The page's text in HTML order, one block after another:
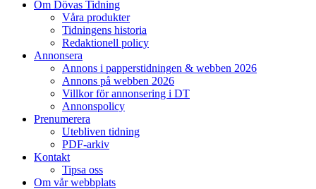
Om Dövas Tidning
Våra produkter
Tidningens historia
Redaktionell policy
Annonsera
Annons i papperstidningen & webben 2026
Annons på webben 2026
Villkor för annonsering i DT
Annonspolicy
Prenumerera
Utebliven tidning
PDF-arkiv
Kontakt
Tipsa oss
Om vår webbplats